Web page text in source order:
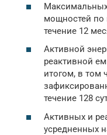
мощностей по
течение 12
Активной
реактивной
итогом, в том
течение 128
Активных и
усредненных